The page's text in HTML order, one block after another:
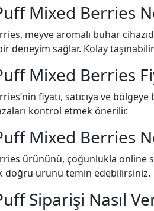
Mixed Berries
meyve aromalı buhar
deneyim sağlar. Kolay
Mixed Berries
fiyatı, satıcıya ve
kontrol etmek önerilir.
Mixed Berries
ürününü, çoğunlukla online
doğru ürünü temin edebilirsiniz.
Siparişi Nasıl